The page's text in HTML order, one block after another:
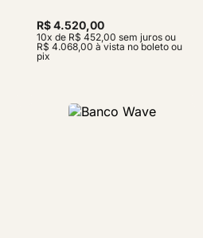
R$ 4.520,00
10x de R$ 452,00 sem juros ou
R$ 4.068,00 à vista no boleto ou
pix